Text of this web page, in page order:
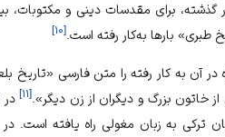
گذشته، برای مقدسات دینی و مکتوبات،
طبری» بارها به‌کار رفته است.[۱۰]
آن به کار رفته را متن فارسی «تاریخ
[۱۱]در
ترکی به زبان مغولی راه یافته است.